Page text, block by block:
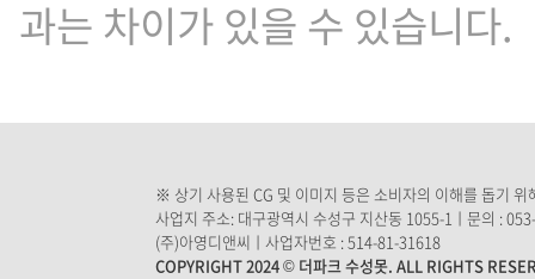
과는 차이가 있을 수 있습니다.
※ 상기 사용된 CG 및 이미지 등은 소비자의 이해를 돕기
사업지 주소: 대구광역시 수성구 지산동 1055-1ㅣ문의 :
(주)아영디앤씨ㅣ사업자번호 : 514-81-31618
COPYRIGHT 2024 © 더파크 수성못. ALL RIGHTS